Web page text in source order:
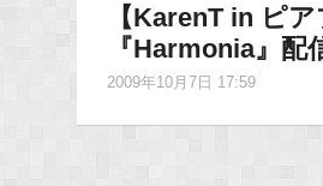
【KarenT in ピ
『Harmonia』配
2009年10月7日 17:59